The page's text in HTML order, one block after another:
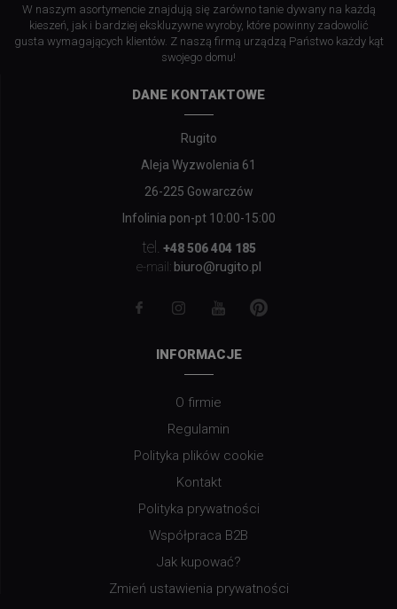
W naszym asortymencie znajdują się zarówno tanie dywany na każdą
kieszeń, jak i bardziej ekskluzywne wyroby, które powinny zadowolić
gusta wymagających klientów. Z naszą firmą urządzą Państwo każdy kąt
swojego domu!
DANE KONTAKTOWE
Rugito
Aleja Wyzwolenia 61
26-225 Gowarczów
Infolinia pon-pt 10:00-15:00
tel. +48 506 404 185
e-mail: biuro@rugito.pl
INFORMACJE
O firmie
Regulamin
Polityka plików cookie
Kontakt
Polityka prywatności
Współpraca B2B
Jak kupować?
Zmień ustawienia prywatności